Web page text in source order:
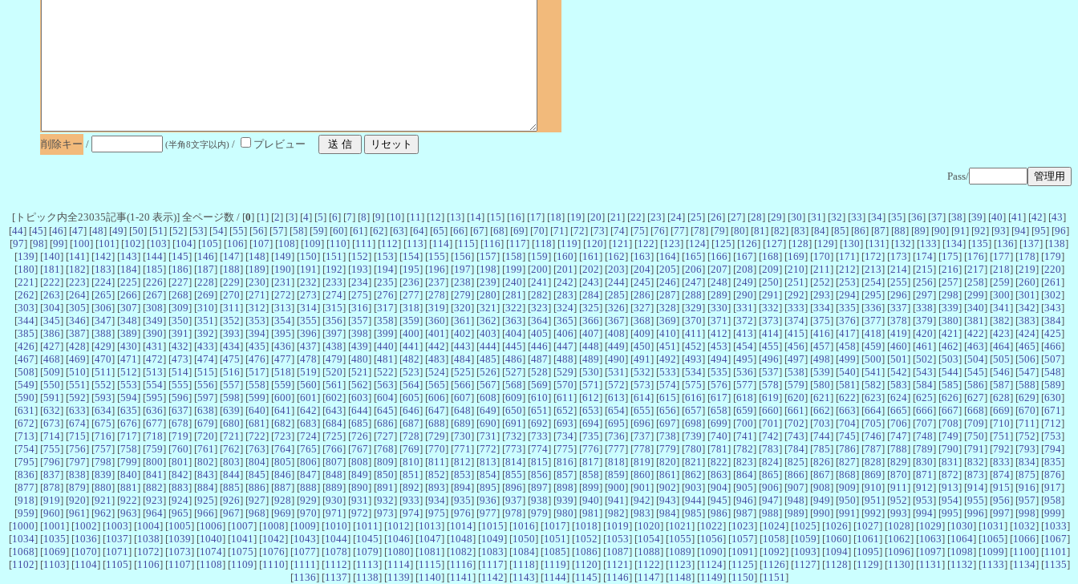
削除キー / (半角8文字以内) / プレビュー
Pass/
[トピック内全23035記事(1-20 表示)] 全ページ数 / [0] [1 ] [2] [3] [4] [5] [6] [7] [8] [9] [10] [11 ] [12] [13] [14] [15] [16] [17] [18] [19] [20] [21 ] [22] [23] [24] [25] [26] [27] [28] [29] [30] [31 ] [32] [33] [34] [35] [36] [37] [38] [39] [40] [41 ] [42] [43]
[44] [45] [46] [47] [48] [49] [50] [51 ] [52] [53] [54] [55] [56] [57] [58] [59] [60] [61 ] [62] [63] [64] [65] [66] [67] [68] [69] [70] [71 ] [72] [73] [74] [75] [76] [77] [78] [79] [80] [81 ] [82] [83] [84] [85] [86] [87] [88] [89] [90] [91 ] [92] [93] [94] [95] [96]
[97] [98] [99] [100] [101 ] [102] [103] [104] [105] [106] [107] [108] [109] [110] [111 ] [112] [113] [114] [115] [116] [117] [118] [119] [120] [121 ] [122] [123] [124] [125] [126] [127] [128] [129] [130] [131 ] [132] [133] [134] [135] [136] [137] [138]
[139] [140] [141 ] [142] [143] [144] [145] [146] [147] [148] [149] [150] [151 ] [152] [153] [154] [155] [156] [157] [158] [159] [160] [161 ] [162] [163] [164] [165] [166] [167] [168] [169] [170] [171 ] [172] [173] [174] [175] [176] [177] [178] [179]
[180] [181 ] [182] [183] [184] [185] [186] [187] [188] [189] [190] [191 ] [192] [193] [194] [195] [196] [197] [198] [199] [200] [201 ] [202] [203] [204] [205] [206] [207] [208] [209] [210] [211 ] [212] [213] [214] [215] [216] [217] [218] [219] [220]
[221 ] [222] [223] [224] [225] [226] [227] [228] [229] [230] [231 ] [232] [233] [234] [235] [236] [237] [238] [239] [240] [241 ] [242] [243] [244] [245] [246] [247] [248] [249] [250] [251 ] [252] [253] [254] [255] [256] [257] [258] [259] [260] [261 ]
[262] [263] [264] [265] [266] [267] [268] [269] [270] [271 ] [272] [273] [274] [275] [276] [277] [278] [279] [280] [281 ] [282] [283] [284] [285] [286] [287] [288] [289] [290] [291 ] [292] [293] [294] [295] [296] [297] [298] [299] [300] [301 ] [302]
[303] [304] [305] [306] [307] [308] [309] [310] [311 ] [312] [313] [314] [315] [316] [317] [318] [319] [320] [321 ] [322] [323] [324] [325] [326] [327] [328] [329] [330] [331 ] [332] [333] [334] [335] [336] [337] [338] [339] [340] [341 ] [342] [343]
[344] [345] [346] [347] [348] [349] [350] [351 ] [352] [353] [354] [355] [356] [357] [358] [359] [360] [361 ] [362] [363] [364] [365] [366] [367] [368] [369] [370] [371 ] [372] [373] [374] [375] [376] [377] [378] [379] [380] [381 ] [382] [383] [384]
[385] [386] [387] [388] [389] [390] [391 ] [392] [393] [394] [395] [396] [397] [398] [399] [400] [401 ] [402] [403] [404] [405] [406] [407] [408] [409] [410] [411 ] [412] [413] [414] [415] [416] [417] [418] [419] [420] [421 ] [422] [423] [424] [425]
[426] [427] [428] [429] [430] [431 ] [432] [433] [434] [435] [436] [437] [438] [439] [440] [441 ] [442] [443] [444] [445] [446] [447] [448] [449] [450] [451 ] [452] [453] [454] [455] [456] [457] [458] [459] [460] [461 ] [462] [463] [464] [465] [466]
[467] [468] [469] [470] [471 ] [472] [473] [474] [475] [476] [477] [478] [479] [480] [481 ] [482] [483] [484] [485] [486] [487] [488] [489] [490] [491 ] [492] [493] [494] [495] [496] [497] [498] [499] [500] [501 ] [502] [503] [504] [505] [506] [507]
[508] [509] [510] [511 ] [512] [513] [514] [515] [516] [517] [518] [519] [520] [521 ] [522] [523] [524] [525] [526] [527] [528] [529] [530] [531 ] [532] [533] [534] [535] [536] [537] [538] [539] [540] [541 ] [542] [543] [544] [545] [546] [547] [548]
[549] [550] [551 ] [552] [553] [554] [555] [556] [557] [558] [559] [560] [561 ] [562] [563] [564] [565] [566] [567] [568] [569] [570] [571 ] [572] [573] [574] [575] [576] [577] [578] [579] [580] [581 ] [582] [583] [584] [585] [586] [587] [588] [589]
[590] [591 ] [592] [593] [594] [595] [596] [597] [598] [599] [600] [601 ] [602] [603] [604] [605] [606] [607] [608] [609] [610] [611 ] [612] [613] [614] [615] [616] [617] [618] [619] [620] [621 ] [622] [623] [624] [625] [626] [627] [628] [629] [630]
[631 ] [632] [633] [634] [635] [636] [637] [638] [639] [640] [641 ] [642] [643] [644] [645] [646] [647] [648] [649] [650] [651 ] [652] [653] [654] [655] [656] [657] [658] [659] [660] [661 ] [662] [663] [664] [665] [666] [667] [668] [669] [670] [671 ]
[672] [673] [674] [675] [676] [677] [678] [679] [680] [681 ] [682] [683] [684] [685] [686] [687] [688] [689] [690] [691 ] [692] [693] [694] [695] [696] [697] [698] [699] [700] [701 ] [702] [703] [704] [705] [706] [707] [708] [709] [710] [711 ] [712]
[713] [714] [715] [716] [717] [718] [719] [720] [721 ] [722] [723] [724] [725] [726] [727] [728] [729] [730] [731 ] [732] [733] [734] [735] [736] [737] [738] [739] [740] [741 ] [742] [743] [744] [745] [746] [747] [748] [749] [750] [751 ] [752] [753]
[754] [755] [756] [757] [758] [759] [760] [761 ] [762] [763] [764] [765] [766] [767] [768] [769] [770] [771 ] [772] [773] [774] [775] [776] [777] [778] [779] [780] [781 ] [782] [783] [784] [785] [786] [787] [788] [789] [790] [791 ] [792] [793] [794]
[795] [796] [797] [798] [799] [800] [801 ] [802] [803] [804] [805] [806] [807] [808] [809] [810] [811 ] [812] [813] [814] [815] [816] [817] [818] [819] [820] [821 ] [822] [823] [824] [825] [826] [827] [828] [829] [830] [831 ] [832] [833] [834] [835]
[836] [837] [838] [839] [840] [841 ] [842] [843] [844] [845] [846] [847] [848] [849] [850] [851 ] [852] [853] [854] [855] [856] [857] [858] [859] [860] [861 ] [862] [863] [864] [865] [866] [867] [868] [869] [870] [871 ] [872] [873] [874] [875] [876]
[877] [878] [879] [880] [881 ] [882] [883] [884] [885] [886] [887] [888] [889] [890] [891 ] [892] [893] [894] [895] [896] [897] [898] [899] [900] [901 ] [902] [903] [904] [905] [906] [907] [908] [909] [910] [911 ] [912] [913] [914] [915] [916] [917]
[918] [919] [920] [921 ] [922] [923] [924] [925] [926] [927] [928] [929] [930] [931 ] [932] [933] [934] [935] [936] [937] [938] [939] [940] [941 ] [942] [943] [944] [945] [946] [947] [948] [949] [950] [951 ] [952] [953] [954] [955] [956] [957] [958]
[959] [960] [961 ] [962] [963] [964] [965] [966] [967] [968] [969] [970] [971 ] [972] [973] [974] [975] [976] [977] [978] [979] [980] [981 ] [982] [983] [984] [985] [986] [987] [988] [989] [990] [991 ] [992] [993] [994] [995] [996] [997] [998] [999]
[1000] [1001 ] [1002] [1003] [1004] [1005] [1006] [1007] [1008] [1009] [1010] [1011 ] [1012] [1013] [1014] [1015] [1016] [1017] [1018] [1019] [1020] [1021 ] [1022] [1023] [1024] [1025] [1026] [1027] [1028] [1029] [1030] [1031 ] [1032] [1033]
[1034] [1035] [1036] [1037] [1038] [1039] [1040] [1041 ] [1042] [1043] [1044] [1045] [1046] [1047] [1048] [1049] [1050] [1051 ] [1052] [1053] [1054] [1055] [1056] [1057] [1058] [1059] [1060] [1061 ] [1062] [1063] [1064] [1065] [1066] [1067]
[1068] [1069] [1070] [1071 ] [1072] [1073] [1074] [1075] [1076] [1077] [1078] [1079] [1080] [1081 ] [1082] [1083] [1084] [1085] [1086] [1087] [1088] [1089] [1090] [1091 ] [1092] [1093] [1094] [1095] [1096] [1097] [1098] [1099] [1100] [1101 ]
[1102] [1103] [1104] [1105] [1106] [1107] [1108] [1109] [1110] [1111 ] [1112] [1113] [1114] [1115] [1116] [1117] [1118] [1119] [1120] [1121 ] [1122] [1123] [1124] [1125] [1126] [1127] [1128] [1129] [1130] [1131 ] [1132] [1133] [1134] [1135]
[1136] [1137] [1138] [1139] [1140] [1141 ] [1142] [1143] [1144] [1145] [1146] [1147] [1148] [1149] [1150] [1151 ]